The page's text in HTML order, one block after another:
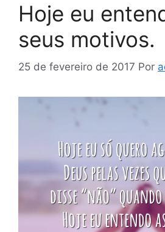
Hoje eu
seus motivos.
25 de fevereiro de 2017 Por